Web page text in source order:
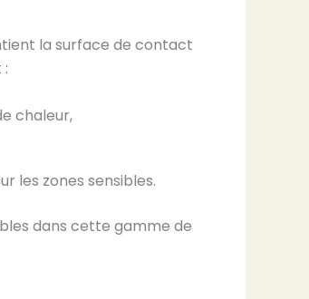
la surface de contact
chaleur,
les zones sensibles.
dans cette gamme de